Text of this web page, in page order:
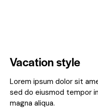
Vacation style
Lorem ipsum dolor sit
sed do eiusmod tempor
magna aliqua.